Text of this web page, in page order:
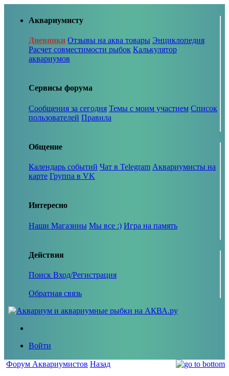
Аквариумисту
Дневники Отзывы на аква товары Энциклопедия
Расчет совместимости рыбок Калькулятор
аквариумов
Сервисы форума
Сообщения за сегодня Темы с моим участием Список
пользователей Правила
Общение
Календарь событий Чат в Telegram Аквариумисты на
карте Группа в VK
Интересно
Наши Магазины Мы все :) Игра на память
Действия
Поиск Вход/Регистрация
Обратная связь
Войти
Форум Аквариумистов Назад